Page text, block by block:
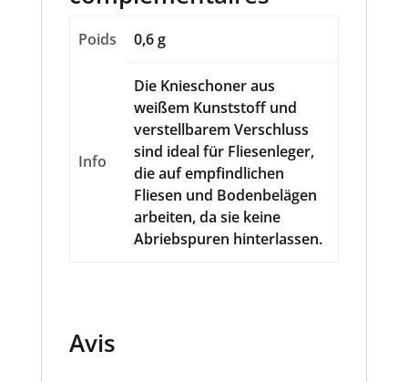
Poids 0,6 g
Info
Die Knieschoner aus
weißem Kunststoff und
verstellbarem Verschluss
sind ideal für Fliesenleger,
die auf empfindlichen
Fliesen und Bodenbelägen
arbeiten, da sie keine
Abriebspuren hinterlassen.
Avis